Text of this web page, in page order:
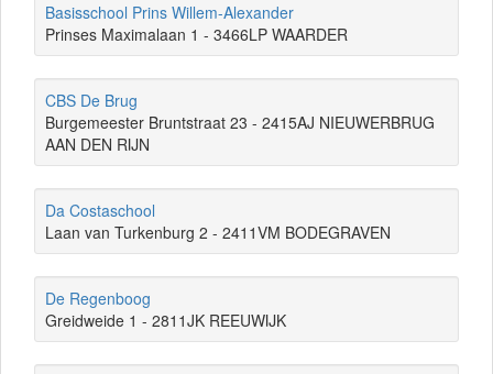
Basisschool Prins Willem-Alexander
Prinses Maximalaan 1 - 3466LP WAARDER
CBS De Brug
Burgemeester Bruntstraat 23 - 2415AJ NIEUWERBRUG
AAN DEN RIJN
Da Costaschool
Laan van Turkenburg 2 - 2411VM BODEGRAVEN
De Regenboog
Greidweide 1 - 2811JK REEUWIJK